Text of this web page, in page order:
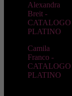
Alexandra
Breit -
CATALOGO
PLATINO
Camila
Franco -
CATALOGO
PLATINO